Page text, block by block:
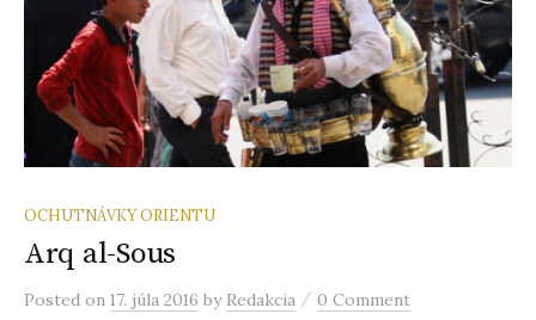
ť
:
OCHUTNÁVKY ORIENTU
Arq al-Sous
Posted on 17. júla 2016 by Redakcia / 0 Comment